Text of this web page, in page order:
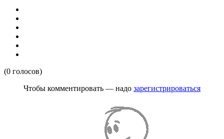
(0 голосов)
Чтобы комментировать — надо зарегистрироваться